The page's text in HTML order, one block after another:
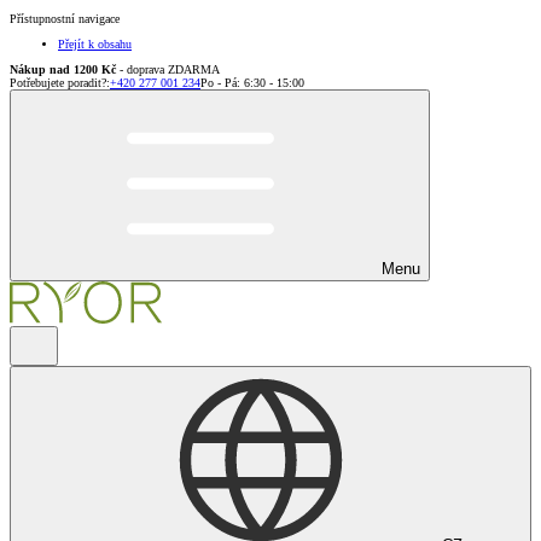
Přístupnostní navigace
Přejít k obsahu
Nákup nad 1200 Kč - doprava ZDARMA
Potřebujete poradit?:+420 277 001 234Po - Pá: 6:30 - 15:00
Menu